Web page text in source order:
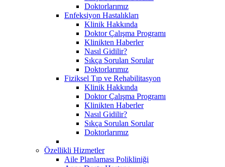
Doktorlarımız
Enfeksiyon Hastalıkları
Klinik Hakkında
Doktor Çalışma Programı
Klinikten Haberler
Nasıl Gidilir?
Sıkça Sorulan Sorular
Doktorlarımız
Fiziksel Tıp ve Rehabilitasyon
Klinik Hakkında
Doktor Çalışma Programı
Klinikten Haberler
Nasıl Gidilir?
Sıkça Sorulan Sorular
Doktorlarımız
Özellikli Hizmetler
Aile Planlaması Polikliniği